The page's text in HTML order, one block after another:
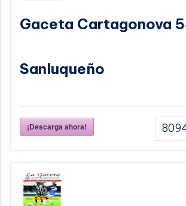
Gaceta Cartagonova
Sanluqueño
¡Descarga ahora!